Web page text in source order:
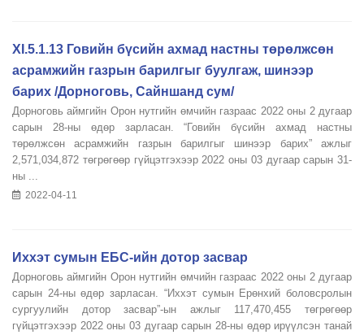
XI.5.1.13 Говийн бүсийн ахмад настны төрөлжсөн
асрамжийн газрын барилгыг буулгаж, шинээр
барих /Дорноговь, Сайншанд сум/
Дорноговь аймгийн Орон нутгийн өмчийн газраас 2022 оны 2 дугаар
сарын 28-ны өдөр зарласан. “Говийн бүсийн ахмад настны
төрөлжсөн асрамжийн газрын барилгыг шинээр барих” ажлыг
2,571,034,872 төгрөгөөр гүйцэтгэхээр 2022 оны 03 дугаар сарын 31-
ны ...
2022-04-11
Иххэт сумын ЕБС-ийн дотор засвар
Дорноговь аймгийн Орон нутгийн өмчийн газраас 2022 оны 2 дугаар
сарын 24-ны өдөр зарласан. “Иххэт сумын Ерөнхий боловсролын
сургуулийн дотор засвар”-ын ажлыг 117,470,455 төгрөгөөр
гүйцэтгэхээр 2022 оны 03 дугаар сарын 28-ны өдөр ирүүлсэн танай